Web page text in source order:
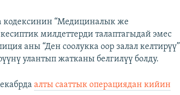
“Медициналык же
милдеттерди талаптагыдай эмес
аны “Ден соолукка оор залал келтирүү”
улантып жатканы белгилүү болду.
алты сааттык операциядан кийин